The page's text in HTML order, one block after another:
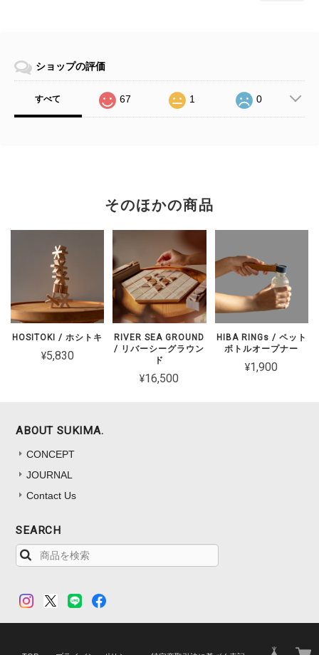
ショップの評価
すべて 67 1 0
そのほかの商品
HOSITOKI / ホシトキ
¥5,830
RIVER SEA GROUND
/ リバーシーグラウン
ド
¥16,500
HIBA RINGs / ペット
ボトルオープナー
¥1,900
ABOUT SUKIMA.
CONCEPT
JOURNAL
Contact Us
SEARCH